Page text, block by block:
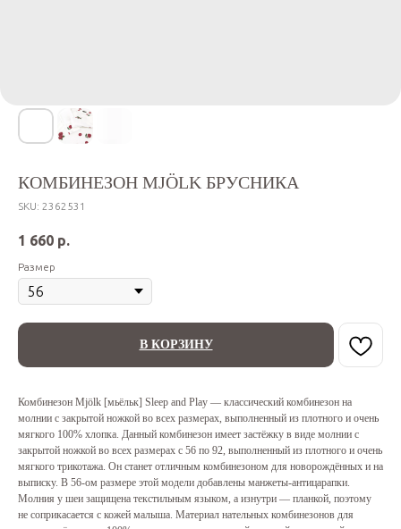
КОМБИНЕЗОН MJÖLK БРУСНИКА
SKU: 2362531
1 660 р.
Размер
В КОРЗИНУ
Комбинезон Mjölk [мьёльк] Sleep and Play — классический комбинезон на
молнии с закрытой ножкой во всех размерах, выполненный из плотного и очень
мягкого 100% хлопка. Данный комбинезон имеет застёжку в виде молнии с
закрытой ножкой во всех размерах с 56 по 92, выполненный из плотного и очень
мягкого трикотажа. Он станет отличным комбинезоном для новорождённых и на
выписку. В 56-ом размере этой модели добавлены манжеты-антицарапки.
Молния у шеи защищена текстильным языком, а изнутри — планкой, поэтому
не соприкасается с кожей малыша. Материал нательных комбинезонов для